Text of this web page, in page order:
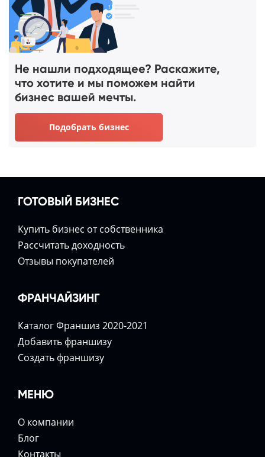
Не нашли подходящее? Раскажите,
что хотите и мы поможем найти
бизнес вашей мечты.
Подобрать бизнес
ГОТОВЫЙ БИЗНЕС
Купить бизнес от собственника
Расcчитать доходность
Отзывы покупателей
ФРАНЧАЙЗИНГ
Каталог Франшиз 2020-2021
Добавить франшизу
Создать франшизу
МЕНЮ
О компании
Блог
Контакты